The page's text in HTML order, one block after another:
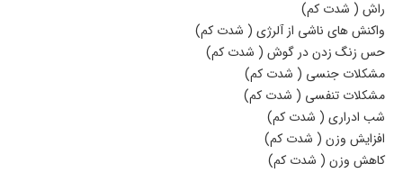
راش ( شدت کم)
واکنش های ناشی از آلرژی ( شدت کم)
حس زنگ زدن در گوش ( شدت کم)
مشکلات جنسی ( شدت کم)
مشکلات تنفسی ( شدت کم)
شب ادراری ( شدت کم)
افزایش وزن ( شدت کم)
کاهش وزن ( شدت کم)